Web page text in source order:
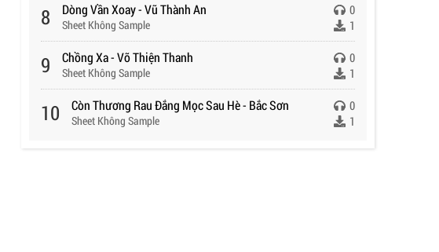
8 Dòng Vần Xoay - Vũ Thành An
Sheet Không Sample
0
1
9 Chồng Xa - Võ Thiện Thanh
Sheet Không Sample
0
1
10 Còn Thương Rau Đắng Mọc Sau Hè - Bắc Sơn
Sheet Không Sample
0
1